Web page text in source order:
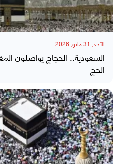
الأحد, 31 مايو, 2026
السعودية.. الحجاج يواصلون
الحج